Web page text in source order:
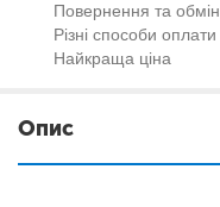
Повернення та обмін
Різні способи оплати
Найкраща ціна
Опис